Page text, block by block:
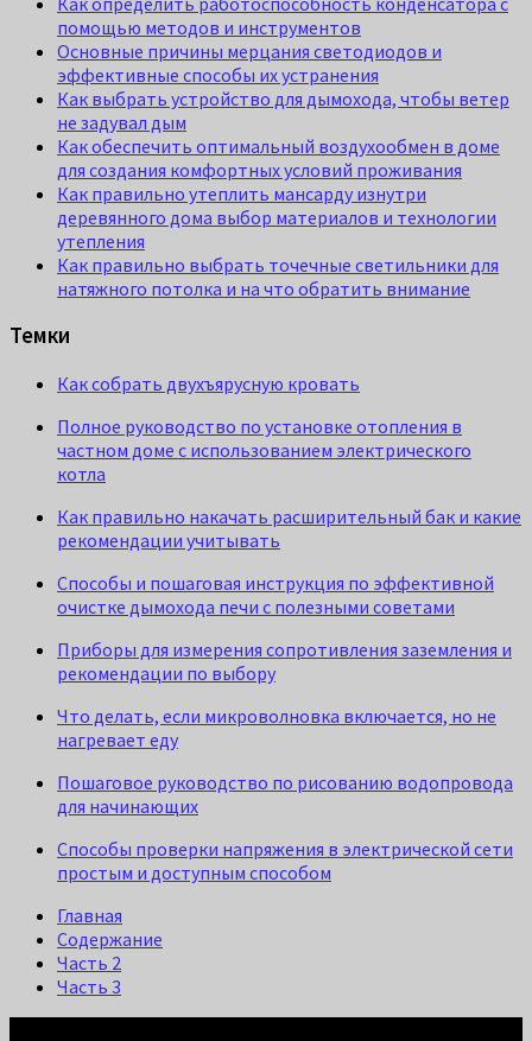
помощью методов и инструментов
Основные причины мерцания светодиодов и
эффективные способы их устранения
Как выбрать устройство для дымохода, чтобы ветер
не задувал дым
Как обеспечить оптимальный воздухообмен в доме
для создания комфортных условий проживания
Как правильно утеплить мансарду изнутри
деревянного дома выбор материалов и технологии
утепления
Как правильно выбрать точечные светильники для
натяжного потолка и на что обратить внимание
Темки
Как собрать двухъярусную кровать
Полное руководство по установке отопления в
частном доме с использованием электрического
котла
Как правильно накачать расширительный бак и какие
рекомендации учитывать
Способы и пошаговая инструкция по эффективной
очистке дымохода печи с полезными советами
Приборы для измерения сопротивления заземления и
рекомендации по выбору
Что делать, если микроволновка включается, но не
нагревает еду
Пошаговое руководство по рисованию водопровода
для начинающих
Способы проверки напряжения в электрической сети
простым и доступным способом
Главная
Содержание
Часть 2
Часть 3